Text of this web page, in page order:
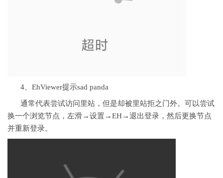
4、EhViewer提示sad panda
通常代表尝试访问里站，但是却被里站拒之门外。可以尝试
换一个浏览节点，左滑→设置→EH→退出登录，然后更换节点
并重新登录。